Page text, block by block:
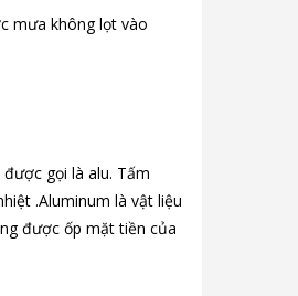
mưa không lọt vào
gọi là alu. Tấm
.Aluminum là vật liệu
được ốp mặt tiền của